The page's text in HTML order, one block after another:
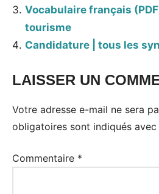
Vocabulaire français
tourisme
Candidature | tous les
LAISSER UN
Votre adresse e-mail ne sera
obligatoires sont indiqués avec
Commentaire *